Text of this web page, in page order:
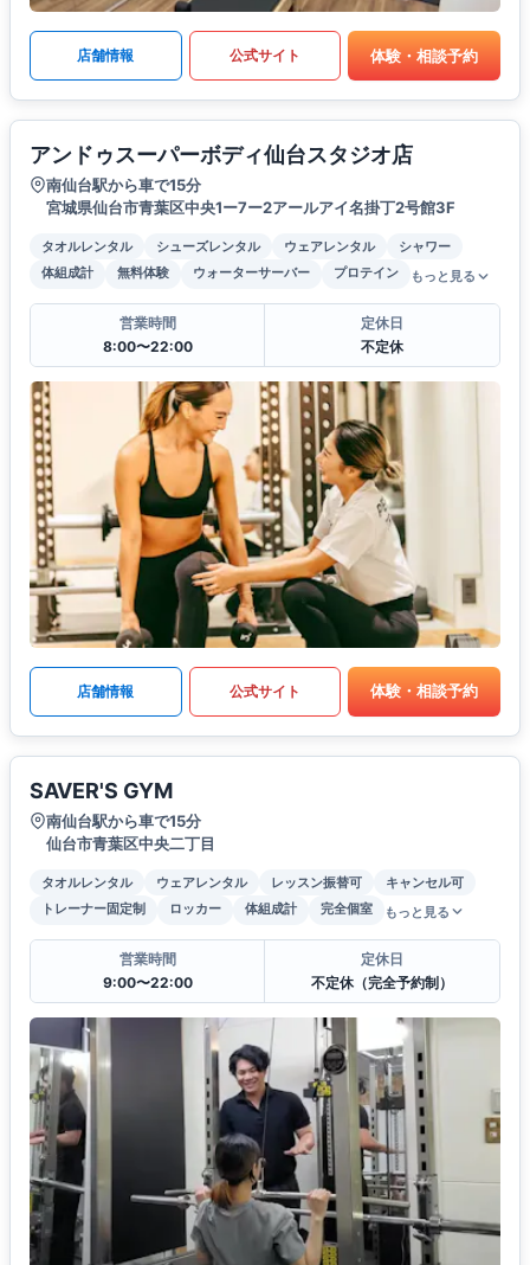
店舗情報 公式サイト 体験・相談予約
アンドゥスーパーボディ仙台スタジオ店
南仙台駅から車で15分
宮城県仙台市青葉区中央1ー7ー2アールアイ名掛丁2号館3F
タオルレンタル シューズレンタル ウェアレンタル
シャワー
体組成計
無料体験 ウォーターサーバー プロテイン もっと見る
営業時間
8:00〜22:00
定休日
不定休
店舗情報 公式サイト 体験・相談予約
SAVER'S GYM
南仙台駅から車で15分
仙台市青葉区中央二丁目
タオルレンタル ウェアレンタル レッスン振替可
キャンセル可
トレーナー固定制
ロッカー 体組成計 完全個室 もっと見る
営業時間
9:00〜22:00
定休日
不定休（完全予約制）